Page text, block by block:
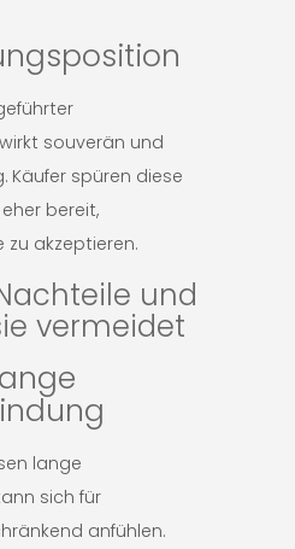
souverän und
Käufer spüren diese
bereit,
zu akzeptieren.
und
vermeidet
lange
sich für
anfühlen.